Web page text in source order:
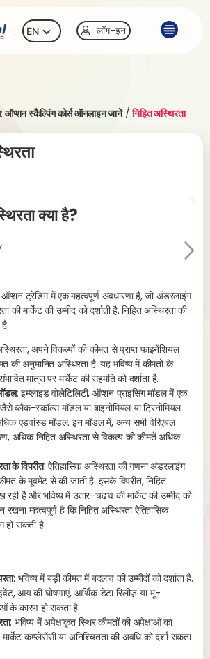
EN लॉग-इन
ऑप्शन स्कैल्पिंग कोर्स ऑनलाइन जानें/निहित अस्थिरता
क्या है?
ट्रेडिंग में एक महत्वपूर्ण अवधारणा है, जो अंडरलाइंग
की मार्केट की उम्मीद को दर्शाती है. निहित अस्थिरता की
अपने विकल्पों की कीमत से प्राप्त फाइनेंशियल
की अनुमानित अस्थिरता है. यह भविष्य में कीमतों के
मात्रा पर मार्केट की सहमति को दर्शाता है.
: इम्प्लाइड वोलेटिलिटी, ऑप्शन प्राइसिंग मॉडल में एक
ब्लैक-स्कॉल्स मॉडल या बाइनोमियल या ट्रिनोमियल
एडवांस्ड मॉडल. इन मॉडल में, अन्य सभी वेरिएबल
अधिक निहित अस्थिरता से विकल्प की कीमतें अधिक
के विपरीत: ऐतिहासिक अस्थिरता की गणना अंडरलाइंग
के मूवमेंट से की जाती है. इसके विपरीत, निहित
है और भविष्य में उतार-चढ़ाव की मार्केट की उम्मीद को
रखना महत्वपूर्ण है कि निहित अस्थिरता ऐतिहासिक
हो सकती है.
: भविष्य में बड़ी कीमत में बदलाव की उम्मीदों को दर्शाता है.
आय की घोषणाएं, आर्थिक डेटा रिलीज़ या भू-
के कारण हो सकता है.
: भविष्य में अपेक्षाकृत स्थिर कीमतों की अपेक्षाओं का
कम्प्लेसेंसी या अनिश्चितता की अवधि को दर्शा सकता
Ne